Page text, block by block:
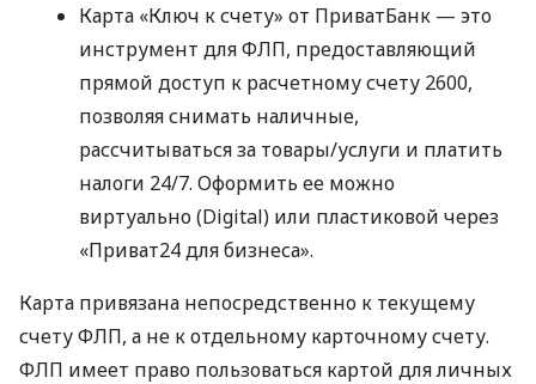
Карта «Ключ к счету» от ПриватБанк — это
инструмент для ФЛП, предоставляющий
прямой доступ к расчетному счету 2600,
позволяя снимать наличные,
рассчитываться за товары/услуги и платить
налоги 24/7. Оформить ее можно
виртуально (Digital) или пластиковой через
«Приват24 для бизнеса».
Карта привязана непосредственно к текущему
счету ФЛП, а не к отдельному карточному счету.
ФЛП имеет право пользоваться картой для личных